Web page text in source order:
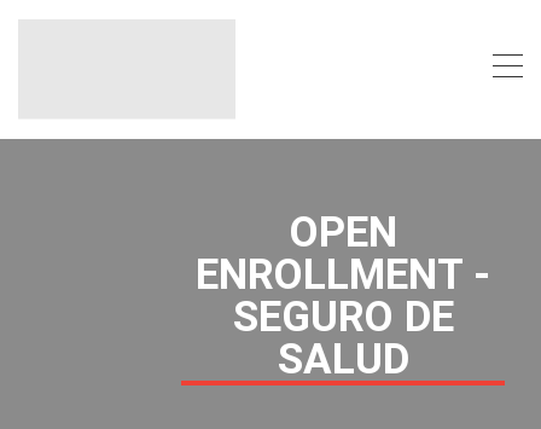
OPEN
ENROLLMENT -
SEGURO DE
SALUD